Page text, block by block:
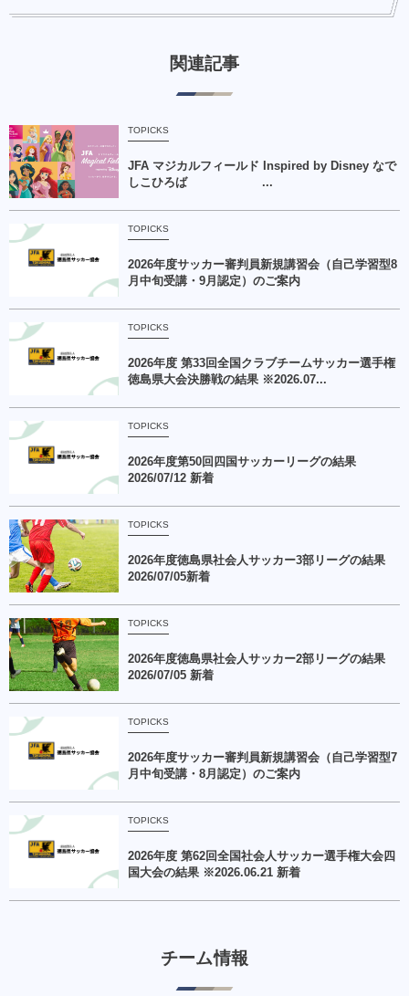
関連記事
TOPICKS
JFA マジカルフィールド Inspired by Disney なで
しこひろば ...
TOPICKS
2026年度サッカー審判員新規講習会（自己学習型8
月中旬受講・9月認定）のご案内
TOPICKS
2026年度 第33回全国クラブチームサッカー選手権
徳島県大会決勝戦の結果 ※2026.07...
TOPICKS
2026年度第50回四国サッカーリーグの結果
2026/07/12 新着
TOPICKS
2026年度徳島県社会人サッカー3部リーグの結果
2026/07/05新着
TOPICKS
2026年度徳島県社会人サッカー2部リーグの結果
2026/07/05 新着
TOPICKS
2026年度サッカー審判員新規講習会（自己学習型7
月中旬受講・8月認定）のご案内
TOPICKS
2026年度 第62回全国社会人サッカー選手権大会四
国大会の結果 ※2026.06.21 新着
チーム情報